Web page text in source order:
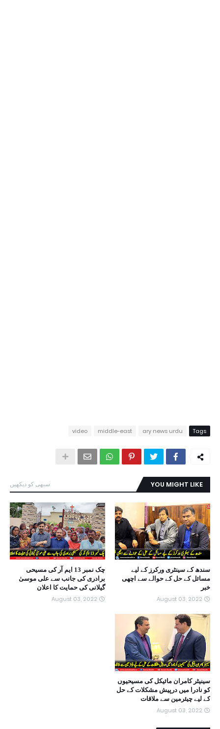
Tags
ary news urdu
middle-east
video
YOU MIGHT LIKE سبھی کو دیکھیں
سندھ کے سینٹری ورکرز کے لیے
مسائل کے حل کے حوالے سے اچھی
خبر
August 03, 2022
چک نمبر 13 ایم آر کی مسیحی
برادری کی جانب سے علی موسیٰ
گیلانی کی حمایت کا اعلان
August 03, 2022
سینیٹر کامران مائیکل کی مسیحیوں
کو نادرا میں درپیش مشکلات کے حل
کے لیے چیئرمین سے ملاقات
August 03, 2022